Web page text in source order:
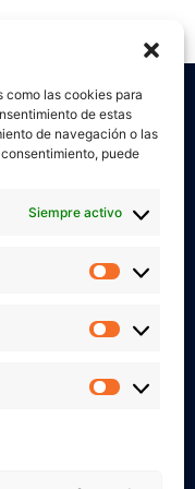
como las cookies para
de estas
de navegación o las
puede
Siempre activo
de